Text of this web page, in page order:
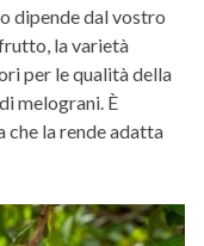
dipende dal vostro
la varietà
per le qualità della
melograni. È
la rende adatta